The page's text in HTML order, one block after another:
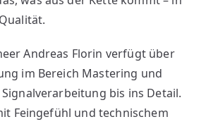
Andreas Florin verfügt über
im Bereich Mastering und
bis ins Detail.
Feingefühl und technischem